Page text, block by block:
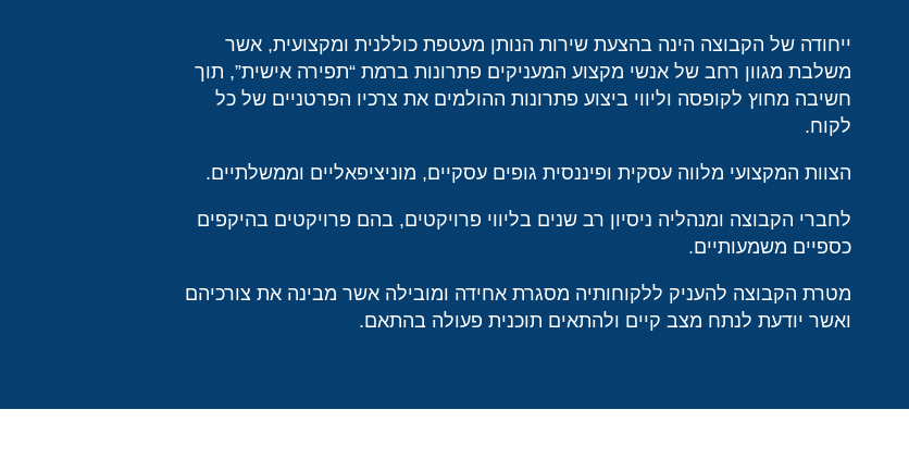
ייחודה של הקבוצה הינה בהצעת שירות הנותן מעטפת כוללנית ומקצועית, אשר
משלבת מגוון רחב של אנשי מקצוע המעניקים פתרונות ברמת “תפירה אישית”, תוך
חשיבה מחוץ לקופסה וליווי ביצוע פתרונות ההולמים את צרכיו הפרטניים של כל
לקוח.
הצוות המקצועי מלווה עסקית ופיננסית גופים עסקיים, מוניציפאליים וממשלתיים.
לחברי הקבוצה ומנהליה ניסיון רב שנים בליווי פרויקטים, בהם פרויקטים בהיקפים
כספיים משמעותיים.
מטרת הקבוצה להעניק ללקוחותיה מסגרת אחידה ומובילה אשר מבינה את צורכיהם
ואשר יודעת לנתח מצב קיים ולהתאים תוכנית פעולה בהתאם.